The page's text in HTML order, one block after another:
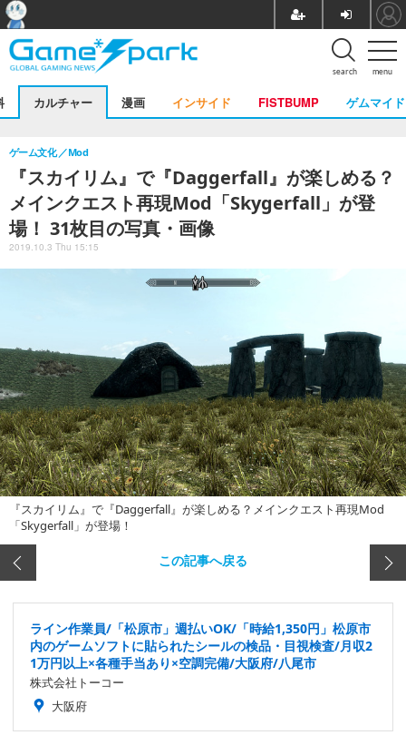
menu
search
カルチャー 漫画 インサイド FISTBUMP ゲムマイド
『スカイリム』で『Daggerfall』が楽しめる？
メインクエスト再現Mod「Skygerfall」が登
場！ 31枚目の写真・画像
ゲーム文化 Mod
2019.10.3 Thu 15:15
『スカイリム』で『Daggerfall』が楽しめる？メインクエスト再現Mod
「Skygerfall」が登場！
この記事へ戻る
ライン作業員/「松原市」週払いOK/「時給1,350円」松原市
内のゲームソフトに貼られたシールの検品・目視検査/月収2
1万円以上×各種手当あり×空調完備/大阪府/八尾市
株式会社トーコー
大阪府